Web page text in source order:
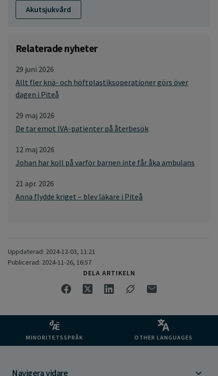
Akutsjukvård
Relaterade nyheter
29 juni 2026
Allt fler knä- och höftplastiksoperationer görs över
dagen i Piteå
29 maj 2026
De tar emot IVA-patienter på återbesök
12 maj 2026
Johan har koll på varför barnen inte får åka ambulans
21 apr. 2026
Anna flydde kriget – blev läkare i Piteå
Uppdaterad: 2024-12-03, 11:21
Publicerad: 2024-11-26, 16:57
DELA ARTIKELN
MINORITETSSPRÅK OTHER LANGUAGES
Navigera vidare